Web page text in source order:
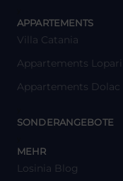
APPARTEMENTS
Villa Catania
Appartements Lopari
Appartements Dolac
SONDERANGEBOTE
MEHR
Losinia Blog